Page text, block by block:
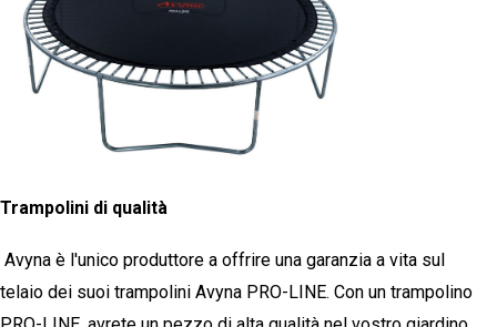
Trampolini di qualità
Avyna è l'unico produttore a offrire una garanzia a vita sul
telaio dei suoi trampolini Avyna PRO-LINE. Con un trampolino